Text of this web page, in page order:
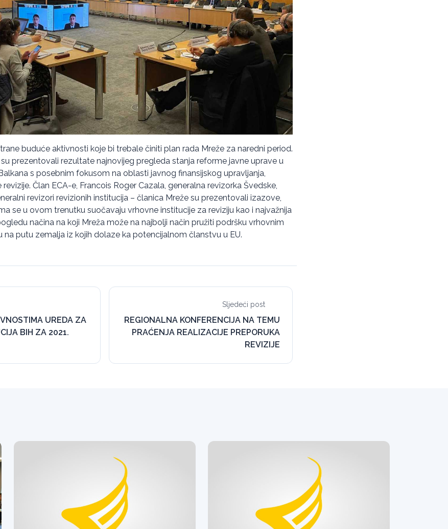
buduće aktivnosti koje bi trebale činiti plan rada Mreže za naredni period.
prezentovali rezultate najnovijeg pregleda stanja reforme javne uprave u
s posebnim fokusom na oblasti javnog finansijskog upravljanja,
Član ECA-e, Francois Roger Cazala, generalna revizorka Švedske,
revizori revizionih institucija – članica Mreže su prezentovali izazove,
se u ovom trenutku suočavaju vrhovne institucije za reviziju kao i najvažnija
načina na koji Mreža može na najbolji način pružiti podršku vrhovnim
na putu zemalja iz kojih dolaze ka potencijalnom članstvu u EU.
UREDA ZA
BIH ZA 2021.
Sljedeći post
REGIONALNA KONFERENCIJA NA TEMU
PRAĆENJA REALIZACIJE PREPORUKA
REVIZIJE